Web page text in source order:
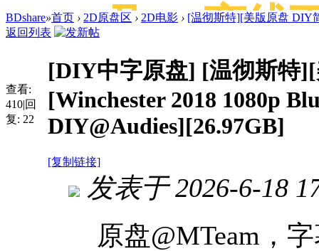
用115离线下
BDshare»首页 › 2D原盘区 › 2D电影 › [温彻斯特][美版原盘 DIY
返回列表
查看:
410|回
复: 22
[DIY中字原盘] [温彻斯特
[Winchester 2018 1080p
DIY@Audies][26.97GB]
[复制链接]
发表于 2026-6-18
原盘@MTeam，